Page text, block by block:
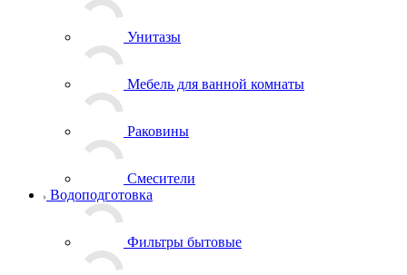
Унитазы
Мебель для ванной комнаты
Раковины
Смесители
Водоподготовка
Фильтры бытовые